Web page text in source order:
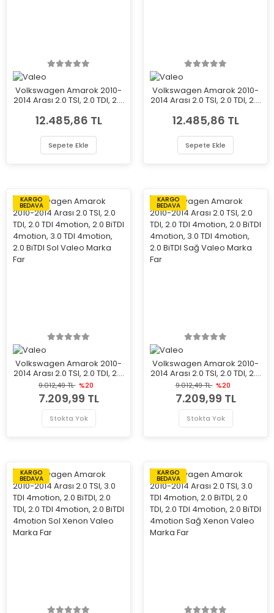
Volkswagen Amarok 2010-
2014 Arası 2.0 TSI, 2.0 TDI, 2.0
4motion, 3.0 TDI 4motion,
2.0 BiTDI Sol Valeo Marka
Far
12.485,86 TL
Sepete Ekle
Volkswagen Amarok 2010-
2014 Arası 2.0 TSI, 2.0 TDI, 2.0
4motion, 3.0 TDI 4motion,
2.0 BiTDI Sağ Valeo Marka
Far
12.485,86 TL
Sepete Ekle
KARGO
BEDAVA
Volkswagen Amarok 2010-
2014 Arası 2.0 TSI, 2.0 TDI, 2.0
TDI 4motion, 2.0 BiTDI
4motion, 3.0 TDI 4motion,
2.0 BiTDI Sol Valeo Marka
9.012,49 TL %20
7.209,99 TL
Stokta Yok
KARGO
BEDAVA
Volkswagen Amarok 2010-
2014 Arası 2.0 TSI, 2.0 TDI, 2.0
TDI 4motion, 2.0 BiTDI
4motion, 3.0 TDI 4motion,
2.0 BiTDI Sağ Valeo Marka
9.012,49 TL %20
7.209,99 TL
Stokta Yok
KARGO
BEDAVA
KARGO
BEDAVA